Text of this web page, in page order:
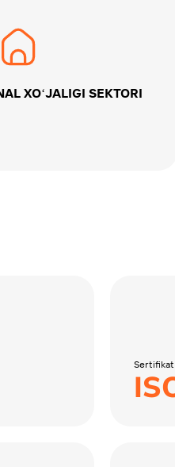
XOʻJALIGI SEKTORI
Sertifikat